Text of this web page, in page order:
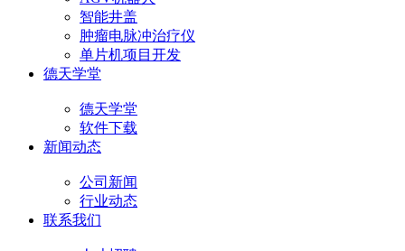
智能井盖
肿瘤电脉冲治疗仪
单片机项目开发
德天学堂
德天学堂
软件下载
新闻动态
公司新闻
行业动态
联系我们